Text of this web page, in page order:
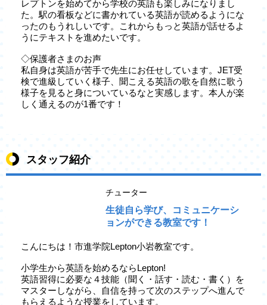
レプトンを始めてから学校の英語も楽しみになりまし
た。駅の看板などに書かれている英語が読めるようにな
ったのもうれしいです。これからもっと英語が話せるよ
うにテキストを進めたいです。
◇保護者さまのお声
私自身は英語が苦手で先生にお任せしています。JET受
検で進級していく様子、聞こえる英語の歌を自然に歌う
様子を見ると身についているなと実感します。本人が楽
しく通えるのが1番です！
スタッフ紹介
チューター
生徒自ら学び、コミュニケーシ
ョンができる教室です！
こんにちは！市進学院Lepton小岩教室です。
小学生から英語を始めるならLepton!
英語習得に必要な４技能（聞く・話す・読む・書く）を
マスターしながら、自信を持って次のステップへ進んで
もらえるような授業をしています。